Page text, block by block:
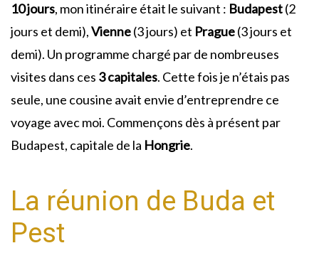
10 jours, mon itinéraire était le suivant : Budapest(2
jours et demi),Vienne(3 jours) et Prague(3 jours et
demi). Un programme chargé par de nombreuses
visites dans ces 3 capitales. Cette fois je n’étais pas
seule, une cousine avait envie d’entreprendre ce
voyage avec moi. Commençons dès à présent par
Budapest, capitale de la Hongrie.
La réunion de Buda et
Pest